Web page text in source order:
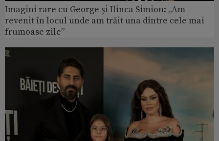
Imagini rare cu George și Ilinca Simion: „Am
revenit în locul unde am trăit una dintre cele mai
frumoase zile”